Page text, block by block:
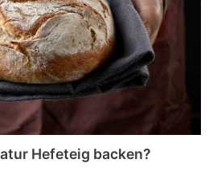
Hefeteig backen?